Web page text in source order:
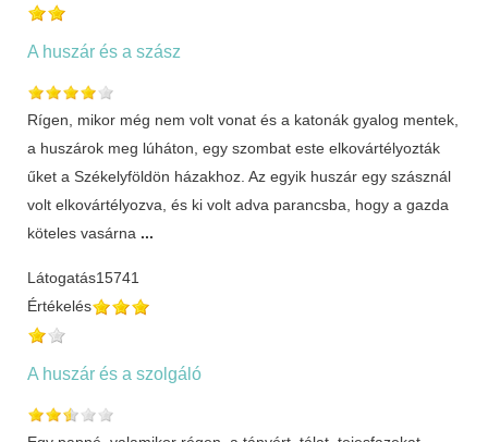
A huszár és a szász
Rígen, mikor még nem volt vonat és a katonák gyalog mentek,
a huszárok meg lúháton, egy szombat este elkovártélyozták
űket a Székelyföldön házakhoz. Az egyik huszár egy szásznál
volt elkovártélyozva, és ki volt adva parancsba, hogy a gazda
köteles vasárna ...
Látogatás15741
Értékelés
A huszár és a szolgáló